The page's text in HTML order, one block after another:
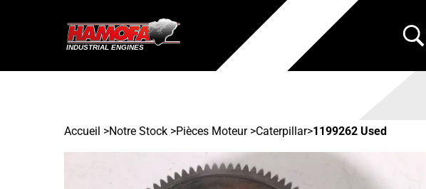
Accueil >Notre Stock >Pièces Moteur >Caterpillar>1199262 Used